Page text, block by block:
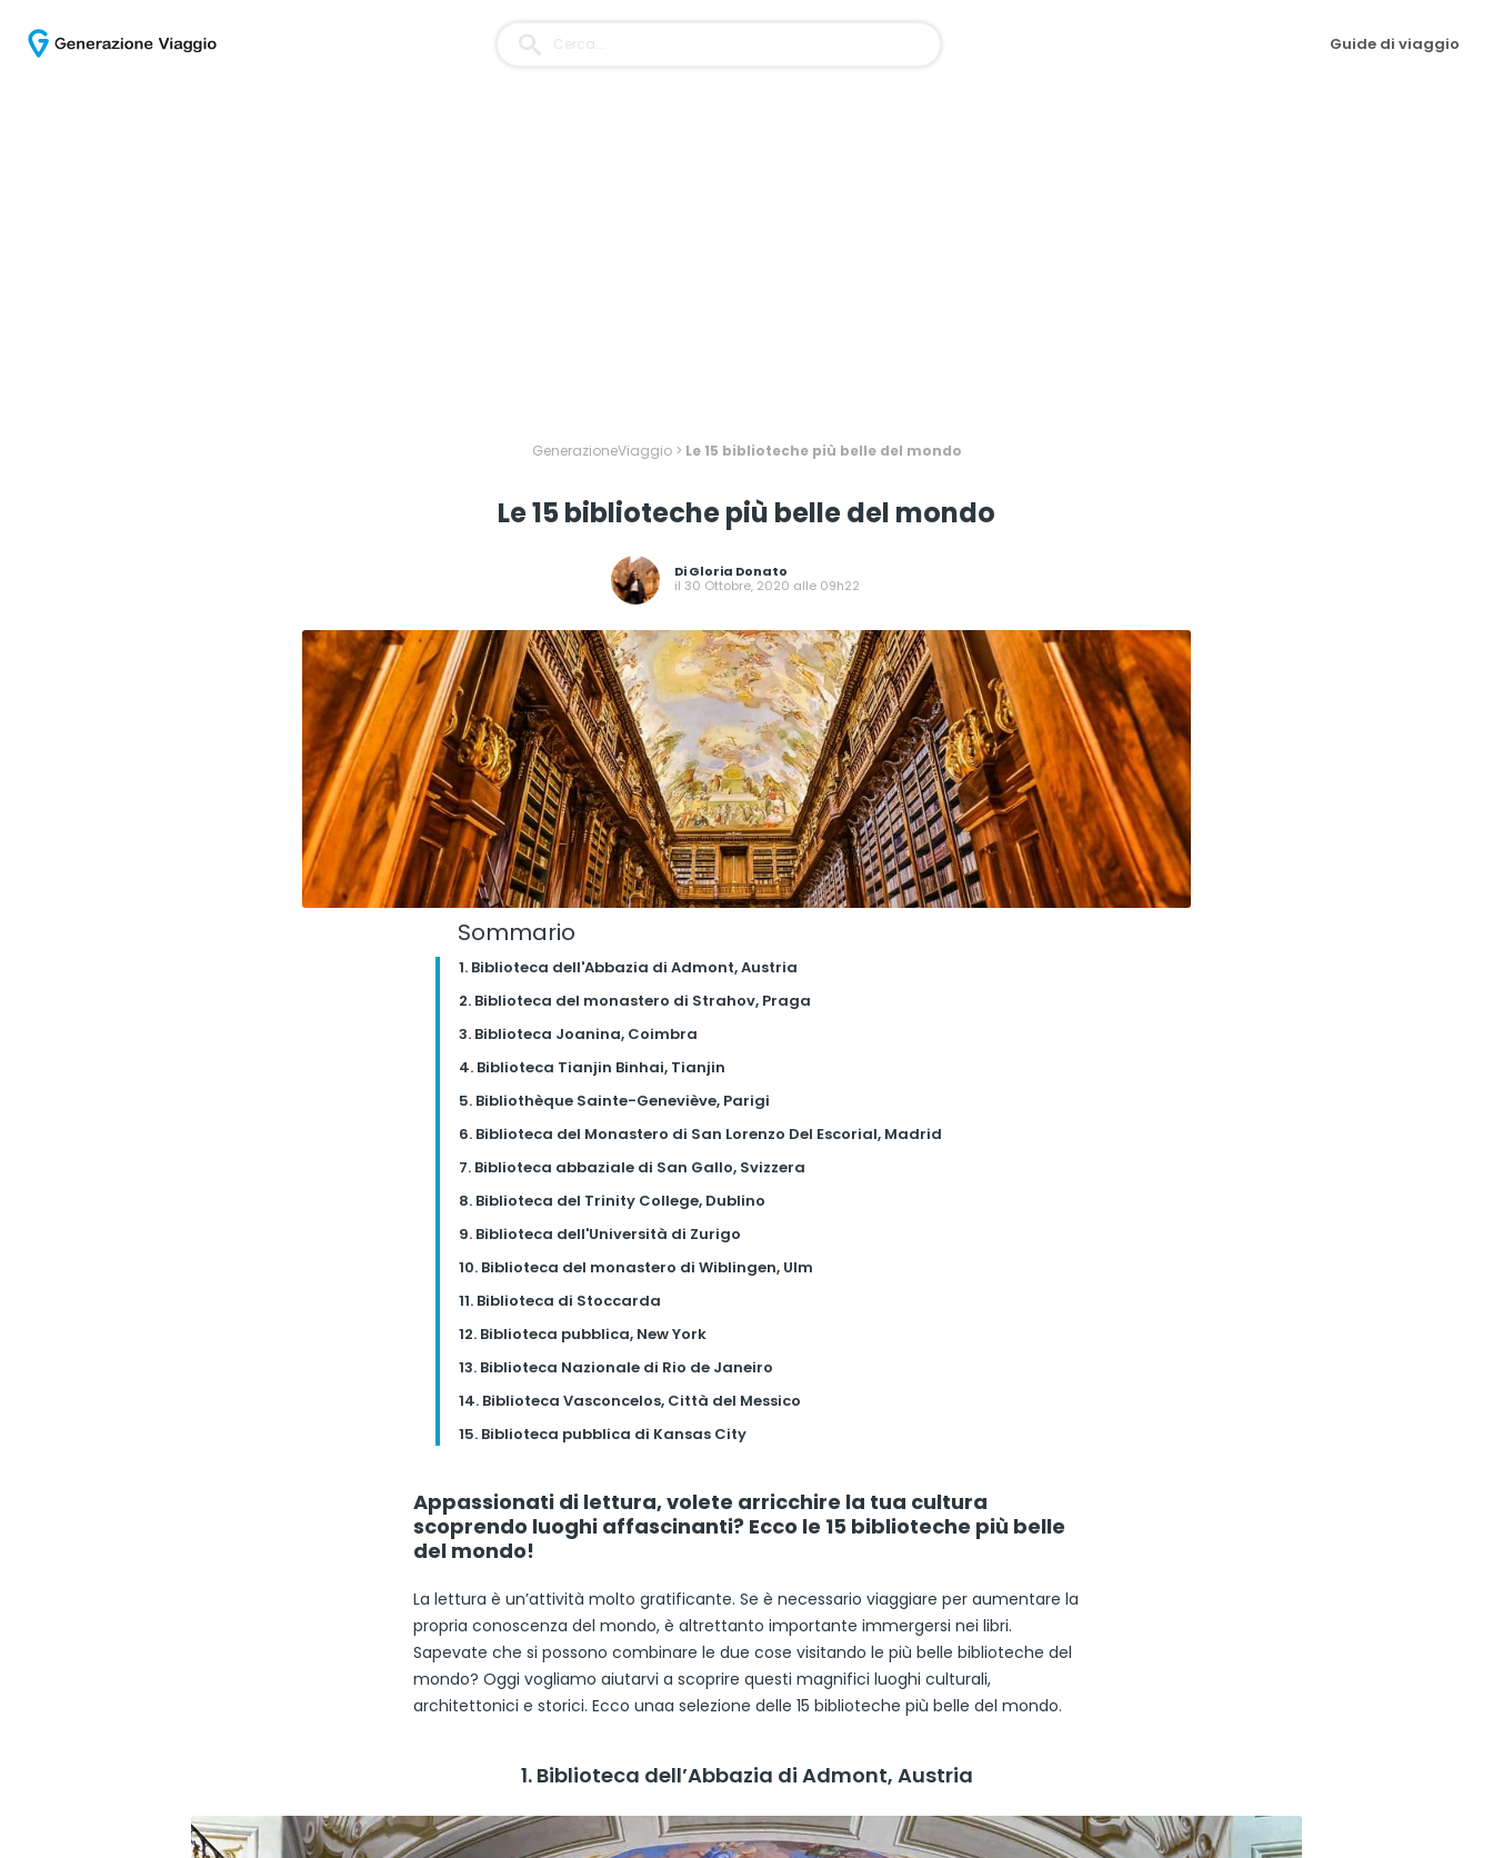
Guide di viaggio
GenerazioneViaggio> Le 15 biblioteche più belle del mondo
Le 15 biblioteche più belle del mondo
DiGloria Donato
il 30 Ottobre, 2020 alle 09h22
Sommario
1. Biblioteca dell'Abbazia di Admont, Austria
2. Biblioteca del monastero di Strahov, Praga
3. Biblioteca Joanina, Coimbra
4. Biblioteca Tianjin Binhai, Tianjin
5. Bibliothèque Sainte-Geneviève, Parigi
6. Biblioteca del Monastero di San Lorenzo Del Escorial, Madrid
7. Biblioteca abbaziale di San Gallo, Svizzera
8. Biblioteca del Trinity College, Dublino
9. Biblioteca dell'Università di Zurigo
10. Biblioteca del monastero di Wiblingen, Ulm
11. Biblioteca di Stoccarda
12. Biblioteca pubblica, New York
13. Biblioteca Nazionale di Rio de Janeiro
14. Biblioteca Vasconcelos, Città del Messico
15. Biblioteca pubblica di Kansas City
Appassionati di lettura, volete arricchire la tua cultura
scoprendo luoghi affascinanti? Ecco le 15 biblioteche più belle
del mondo!
La lettura è un’attività molto gratificante. Se è necessario viaggiare per aumentare la
propria conoscenza del mondo, è altrettanto importante immergersi nei libri.
Sapevate che si possono combinare le due cose visitando le più belle biblioteche del
mondo? Oggi vogliamo aiutarvi a scoprire questi magnifici luoghi culturali,
architettonici e storici. Ecco unaa selezione delle 15 biblioteche più belle del mondo.
1. Biblioteca dell’Abbazia di Admont, Austria